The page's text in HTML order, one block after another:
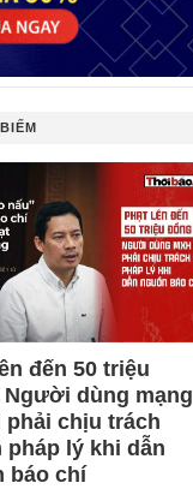
đến 50 triệu
dùng mạng
phải chịu trách
pháp lý khi dẫn
báo chí